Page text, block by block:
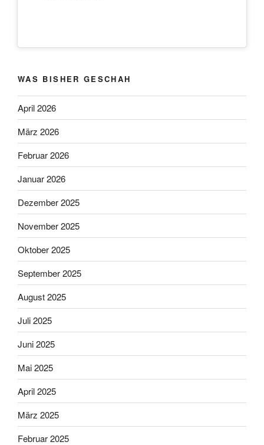
WAS BISHER GESCHAH
April 2026
März 2026
Februar 2026
Januar 2026
Dezember 2025
November 2025
Oktober 2025
September 2025
August 2025
Juli 2025
Juni 2025
Mai 2025
April 2025
März 2025
Februar 2025